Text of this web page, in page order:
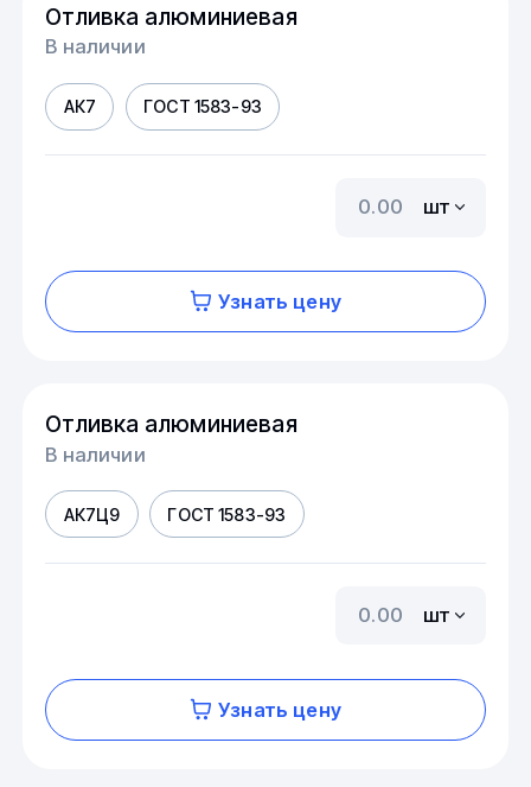
Отливка алюминиевая
В наличии
АК7 ГОСТ 1583-93
шт
Узнать цену
Отливка алюминиевая
В наличии
АК7Ц9 ГОСТ 1583-93
шт
Узнать цену